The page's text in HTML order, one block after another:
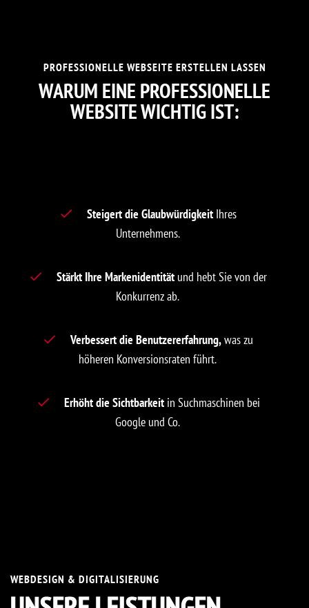
PROFESSIONELLE WEBSEITE ERSTELLEN LASSEN
WARUM EINE PROFESSIONELLE
WEBSITE WICHTIG IST:
Steigert die Glaubwürdigkeit Ihres
Unternehmens.
Stärkt Ihre Markenidentität und hebt Sie von der
Konkurrenz ab.
Verbessert die Benutzererfahrung,was zu
höheren Konversionsraten führt.
Erhöht die Sichtbarkeitin Suchmaschinen bei
Google und Co.
WEBDESIGN & DIGITALISIERUNG